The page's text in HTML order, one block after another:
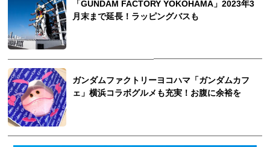
「GUNDAM FACTORY YOKOHAMA」2023年3
月末まで延長！ラッピングバスも
ガンダムファクトリーヨコハマ「ガンダムカフ
ェ」横浜コラボグルメも充実！お腹に余裕を
観光ガイド
ランキング
ブログ記事
サイトについて